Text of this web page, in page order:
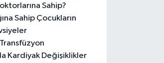
Sahip?
Sahip Çocukların
Kardiyak Değişiklikler